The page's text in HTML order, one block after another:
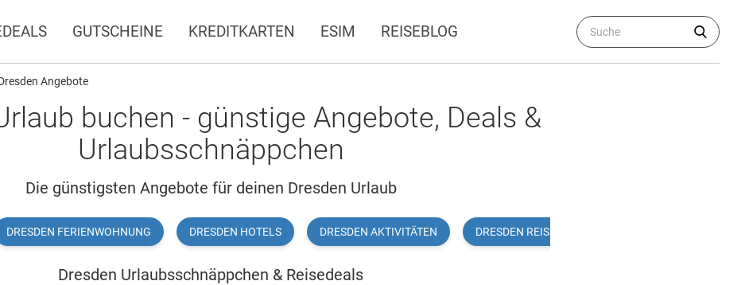
GUTSCHEINE KREDITKARTEN ESIM REISEBLOG
Angebote
buchen - günstige Angebote, Deals &
Urlaubsschnäppchen
Die günstigsten Angebote für deinen Dresden Urlaub
DRESDEN FERIENWOHNUNG DRESDEN HOTELS DRESDEN AKTIVITÄTEN DRESDEN REISEINSPIRATION
Dresden Urlaubsschnäppchen & Reisedeals